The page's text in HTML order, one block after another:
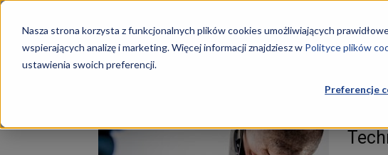
Nasza strona korzysta z funkcjonalnych plików cookies umożliwiających
wspierających analizę i marketing. Więcej informacji znajdziesz w Polityce plików
ustawienia swoich preferencji.
Preferencje
Szkoły
–
STRONA